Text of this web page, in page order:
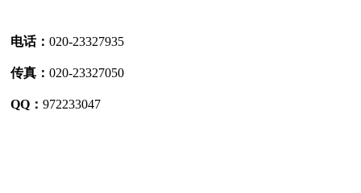
电话： 020-23327935
传真： 020-23327050
QQ： 972233047